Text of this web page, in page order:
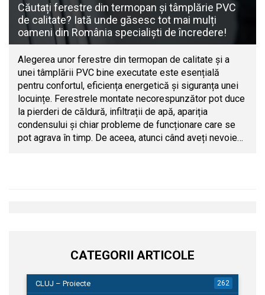
Căutați ferestre din termopan și tâmplărie PVC
de calitate? Iată unde găsesc tot mai mulți
oameni din România specialiști de încredere!
Alegerea unor ferestre din termopan de calitate și a
unei tâmplării PVC bine executate este esențială
pentru confortul, eficiența energetică și siguranța unei
locuințe. Ferestrele montate necorespunzător pot duce
la pierderi de căldură, infiltrații de apă, apariția
condensului și chiar probleme de funcționare care se
pot agrava în timp. De aceea, atunci când aveți nevoie…
CATEGORII ARTICOLE
CLUJ – Proiecte 262